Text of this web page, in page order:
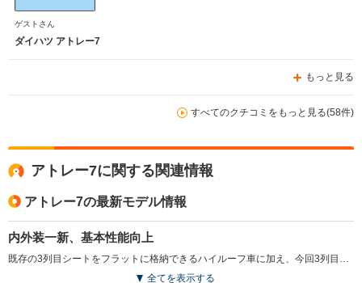
ゲストさん
ダイハツ アトレー7
もっと見る
すべてのクチコミをもっと見る(58件)
アトレー7に関する関連情報
アトレー7の最新モデル情報
内外装一新、基本性能向上
既存の3列目シートをフラットに格納できるハイルーフ車に加え、今回3列目シートのクッションを厚くし、左右分割スライドが可能な2列目シートのコンフォートシートを採用したロールーフ車を新設定し、2テイストグレード体系に見直されている。共通項目では、走行性能や環境性能の向上が図られ、全体的に商品力が強化されている。（2002.6）
全てを表示する